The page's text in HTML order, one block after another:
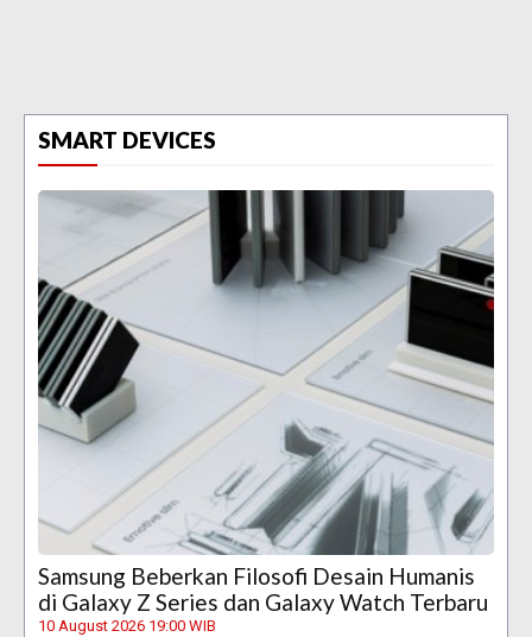
SMART DEVICES
Samsung Beberkan Filosofi Desain Humanis
di Galaxy Z Series dan Galaxy Watch Terbaru
10 August 2026 19:00 WIB